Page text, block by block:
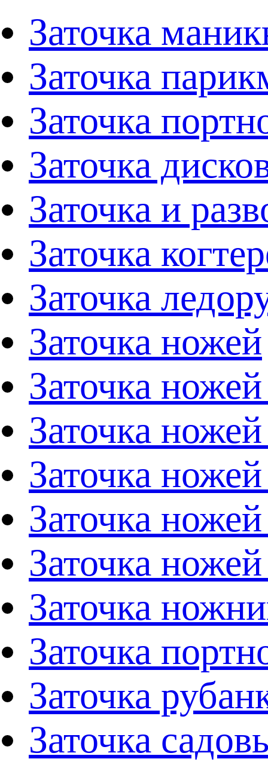
Заточка
Заточка
Заточка
Заточка
Заточка и
Заточка
Заточка
Заточка ножей
Заточка
Заточка
Заточка
Заточка
Заточка
Заточка
Заточка
Заточка
Заточка